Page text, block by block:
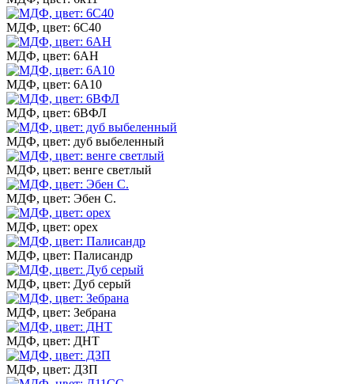
МДФ, цвет: 6С40
МДФ, цвет: 6АН
МДФ, цвет: 6А10
МДФ, цвет: 6ВФЛ
МДФ, цвет: дуб выбеленный
МДФ, цвет: венге светлый
МДФ, цвет: Эбен С.
МДФ, цвет: орех
МДФ, цвет: Палисандр
МДФ, цвет: Дуб серый
МДФ, цвет: Зебрана
МДФ, цвет: ДНТ
МДФ, цвет: ДЗП